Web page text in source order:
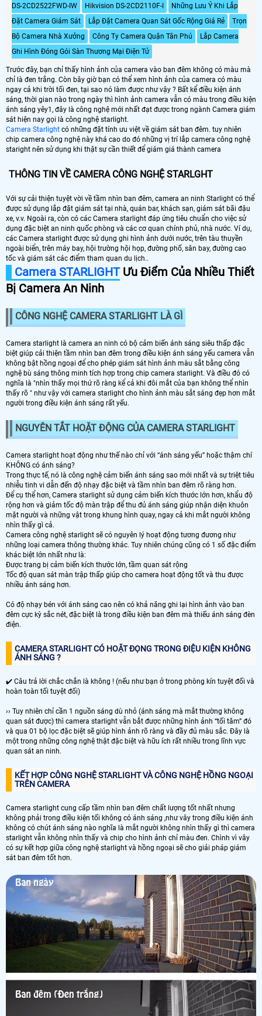
DS-2CD2522FWD-IW
Hikvision DS-2CD2110F-I
Những Lưu Ý Khi Lắp
Đặt Camera Giám Sát
Lắp Đặt Camera Quan Sát Gốc Rộng Giá Rẻ
Trọn
Bộ Camera Nhà Xưởng
Công Ty Camera Quận Tân Phú
Lắp Camera
Ghi Hình Đóng Gói Sàn Thương Mại Điện Tử
Trước đây, bạn chỉ thấy hình ảnh của camera vào ban đêm không có màu mà
chỉ là đen trắng. Còn bây giờ bạn có thể xem hình ảnh của camera có màu
ngay cả khi trời tối đen, tại sao nó làm được như vậy ? Bất kể điều kiện ánh
sáng, thời gian nào trong ngày thì hình ảnh camera vẫn có màu trong điều kiện
ánh sáng yêy1, đây là công nghệ mới nhất đạt được trong ngành Camera giám
sát hiện nay gọi là công nghệ starlight.
Camera Starlight có những đặt tính ưu việt về giám sát ban đêm. tuy nhiên
chip camera công nghệ này khá cao do đó những vị trí lắp camera công nghệ
staright nên sử dụng khi thật sự cần thiết để giám giá thành camera
THÔNG TIN VỀ CAMERA CÔNG NGHỆ STARLGHT
Với sự cải thiện tuyệt vời về tầm nhìn ban đêm, camera an ninh Starlight có thể
được sử dụng lắp đặt giám sát tại nhà, quán bar, khách sạn, giám sát bãi đậu
xe, v.v. Ngoài ra, còn có các Camera starlight đáp ứng tiêu chuẩn cho việc sử
dụng đặc biệt an ninh quốc phòng và các cơ quan chính phủ, nhà nước. Ví dụ,
các Camera starlight được sử dụng ghi hình ảnh dưới nước, trên tàu thuyền
ngoài biển, trên máy bay, hội trường hội họp, đường phố, sân bay, đường cao
tốc và giám sát các điểm tham quan du lịch..
Camera STARLIGHTƯu Điểm Của Nhiều Thiết
Bị Camera An Ninh
CÔNG NGHỆ CAMERA STARLIGHT LÀ GÌ
Camera starlight là camera an ninh có bộ cảm biến ánh sáng siêu thấp đặc
biệt giúp cải thiện tầm nhìn ban đêm trong điều kiện ánh sáng yếu camera vẫn
không bật hồng ngoại để cho phép giám sát hình ảnh màu sắt bằng công
nghệ bù sáng thông minh tích hợp trong chip camera starlight. Và điều đó có
nghĩa là "nhìn thấy mọi thứ rõ ràng kể cả khi đôi mắt của bạn không thể nhìn
thấy rõ " như vậy với camera starlight cho hình ảnh màu sắt sáng đẹp hơn mắt
người trong điều kiện ánh sáng rất yếu.
NGUYÊN TẮT HOẶT ĐỘNG CỦA CAMERA STARLIGHT
Camera starlight hoạt động như thế nào chỉ với “ánh sáng yếu” hoặc thậm chí
KHÔNG có ánh sáng?
Trong thực tế, nó là công nghệ cảm biến ánh sáng sao mới nhất và sự triệt tiêu
nhiễu tinh vi dẫn đến độ nhạy đặc biệt và tầm nhìn ban đêm rõ ràng hơn.
Để cụ thể hơn, Camera starlight sử dụng cảm biến kích thước lớn hơn, khẩu độ
rộng hơn và giảm tốc độ màn trập để thu đủ ánh sáng giúp nhận diện khuôn
mặt người và những vật trong khung hình quay, ngay cả khi mắt người không
nhìn thấy gì cả.
Camera công nghệ starlight sẽ có nguyên lý hoạt động tương đương như
những loại camera thông thường khác. Tuy nhiên chúng cũng có 1 số đặc điểm
khác biệt lớn nhất như là:
Được trang bị cảm biến kích thước lớn, tầm quan sát rộng
Tốc độ quan sát màn trập thấp giúp cho camera hoạt động tốt và thu được
nhiều ánh sáng hơn.
Có độ nhạy bén với ánh sáng cao nên có khả năng ghi lại hình ảnh vào ban
đêm cực kỳ sắc nét, đặc biệt là trong điều kiện ban đêm mà thiếu ánh sáng đèn
điện.
CAMERA STARLIGHT CÓ HOẶT ĐỌNG TRONG ĐIỆU KIỆN KHÔNG
ÁNH SÁNG ?
✔️ Câu trả lời chắc chắn là không ! (nếu như bạn ở trong phòng kín tuyệt đối và
hoàn toàn tối tuyệt đối)
›› Tuy nhiên chỉ cần 1 nguồn sáng dù nhỏ (ánh sáng mà mắt thường không
quan sát được) thì camera starlight vẫn bắt được những hình ảnh “tối tăm” đó
và qua 01 bộ lọc đặc biệt sẽ giúp hình ảnh rõ ràng và đầy đủ màu sắc. Đây là
một trong những công nghệ thật đặc biệt và hữu ích rất nhiều trong lĩnh vực
quan sát an ninh.
KẾT HỢP CÔNG NGHỆ STARLIGHT VÀ CÔNG NGHỆ HỒNG NGOẠI
TRÊN CAMERA
Camera starlight cung cấp tầm nhìn ban đêm chất lượng tốt nhất nhưng
không phải trong điều kiện tối không có ánh sáng ,như vây trong điều kiện ánh
không có chút ánh sáng nào nghĩa là mắt người không nhìn thấy gì thì camera
starlight vẫn không nhìn thấy và chip cho hình ảnh chỉ màu đen. Chình vì vây
có sự kết hợp giữa công nghệ starlight và hồng ngoại sẽ cho giải pháp giám
sát ban đêm tốt hơn.